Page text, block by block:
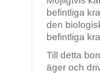
befintliga
den
befintliga
Till detta
äger och